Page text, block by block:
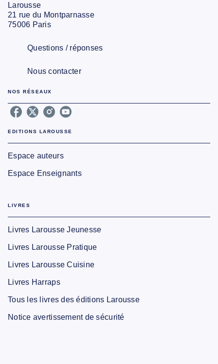
Larousse
21 rue du Montparnasse
75006 Paris
Questions / réponses
Nous contacter
NOS RÉSEAUX
EDITIONS LAROUSSE
Espace auteurs
Espace Enseignants
LIVRES
Livres Larousse Jeunesse
Livres Larousse Pratique
Livres Larousse Cuisine
Livres Harraps
Tous les livres des éditions Larousse
Notice avertissement de sécurité